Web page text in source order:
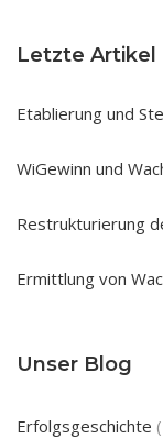
Letzte Artikel
Etablierung und
WiGewinn und
Restrukturierung
Ermittlung von
Unser Blog
Erfolgsgeschichte